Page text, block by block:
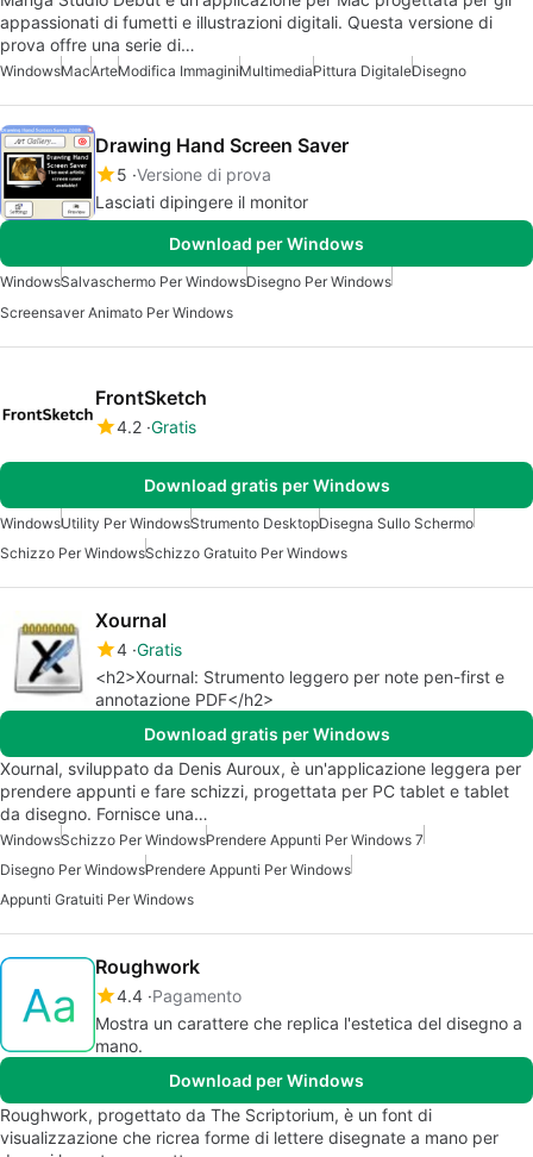
appassionati di fumetti e illustrazioni digitali. Questa versione di
prova offre una serie di…
WindowsMacArteModifica ImmaginiMultimediaPittura DigitaleDisegno
Drawing Hand Screen Saver
5 Versione di prova
Lasciati dipingere il monitor
Download per Windows
WindowsSalvaschermo Per WindowsDisegno Per Windows
Screensaver Animato Per Windows
FrontSketch
4.2 Gratis
Download gratis per Windows
WindowsUtility Per WindowsStrumento DesktopDisegna Sullo Schermo
Schizzo Per WindowsSchizzo Gratuito Per Windows
Xournal
4 Gratis
<h2>Xournal: Strumento leggero per note pen-first e
annotazione PDF</h2>
Download gratis per Windows
Xournal, sviluppato da Denis Auroux, è un'applicazione leggera per
prendere appunti e fare schizzi, progettata per PC tablet e tablet
da disegno. Fornisce una…
WindowsSchizzo Per WindowsPrendere Appunti Per Windows 7
Disegno Per WindowsPrendere Appunti Per Windows
Appunti Gratuiti Per Windows
Roughwork
4.4 Pagamento
Mostra un carattere che replica l'estetica del disegno a
mano.
Download per Windows
Roughwork, progettato da The Scriptorium, è un font di
visualizzazione che ricrea forme di lettere disegnate a mano per